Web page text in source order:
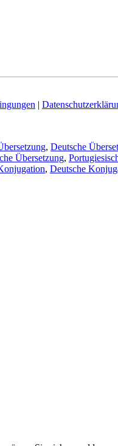
|
, Deutsche
Übersetzung,
, Deutsche